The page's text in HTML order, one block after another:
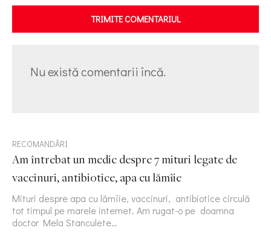
TRIMITE COMENTARIUL
Nu există comentarii încă.
RECOMANDĂRI
Am întrebat un medic despre 7 mituri legate de
vaccinuri, antibiotice, apa cu lămîie
Mituri despre apa cu lămîie, vaccinuri, antibiotice circulă
tot timpul pe marele internet. Am rugat-o pe doamna
doctor Mela Stanculete…